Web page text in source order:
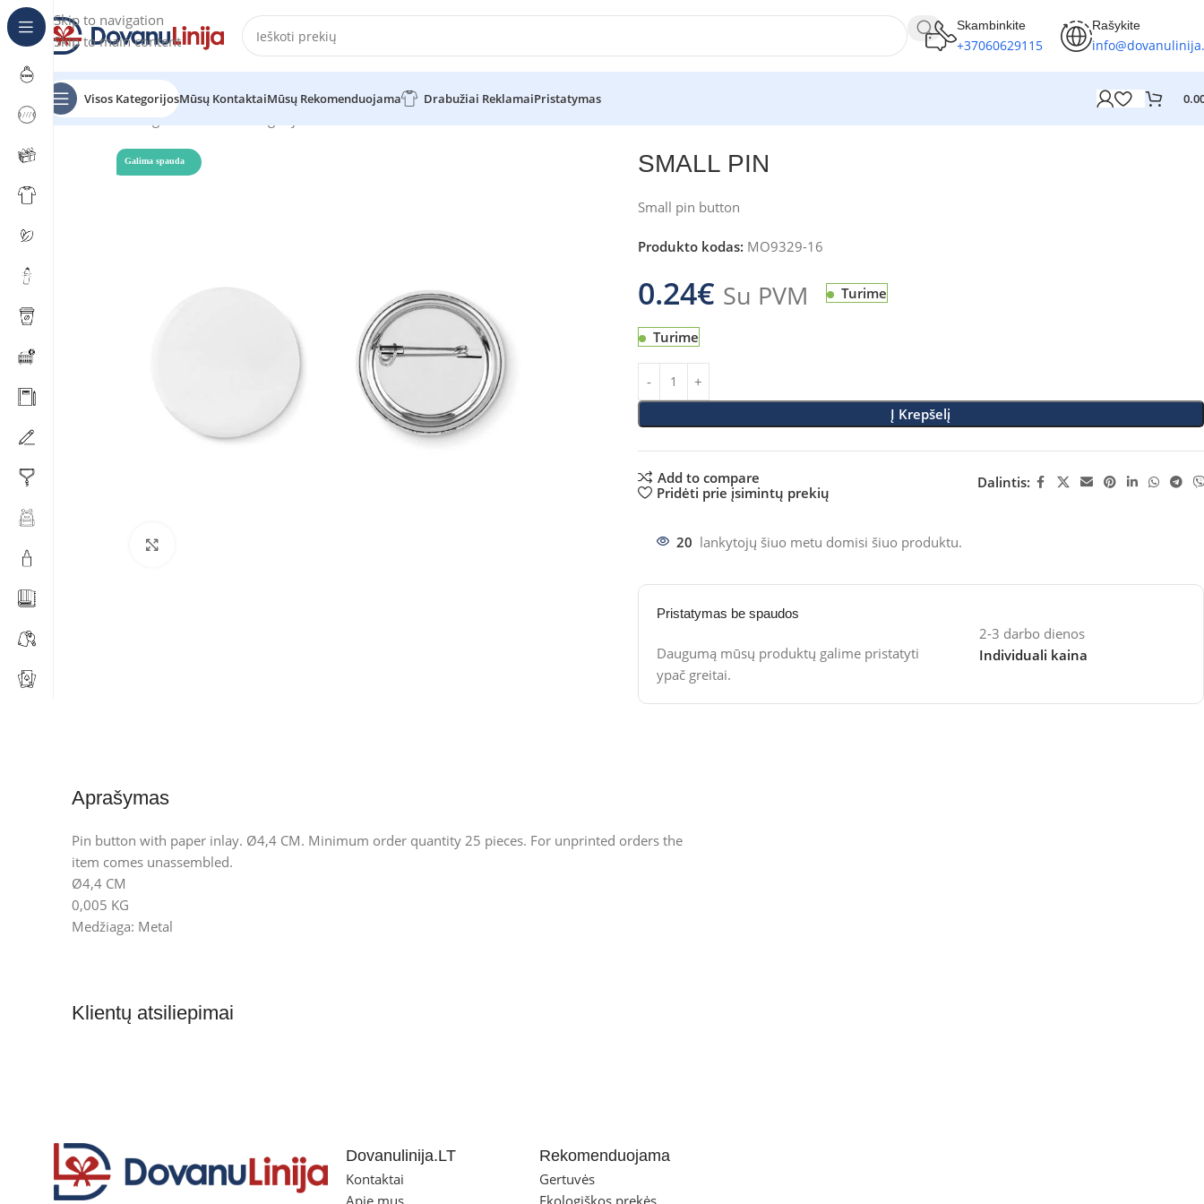
Skip to navigation
Skip to main content
Skambinkite
+37060629115
Rašykite
Visos KategorijosMūsų KontaktaiMūsų Rekomenduojama Drabužiai ReklamaiPristatymas
Pradžia Katalogas
Galima spauda SMALL PIN
Small pin button
Produkto kodas: MO9329-16
0.24€ Su PVM Turime
Turime
Į Krepšelį
Add to compare
Pridėti prie įsimintų prekių
Dalintis:
20 lankytojų šiuo metu domisi šiuo produktu.
Pristatymas be spaudos
Daugumą mūsų produktų galime pristatyti
ypač greitai.
2-3 darbo dienos
Individuali kaina
Aprašymas
Pin button with paper inlay. Ø4,4 CM. Minimum order quantity 25 pieces. For unprinted orders the
item comes unassembled.
Ø4,4 CM
0,005 KG
Medžiaga: Metal
Klientų atsiliepimai
Dovanulinija.LT
Kontaktai
Rekomenduojama
Gertuvės